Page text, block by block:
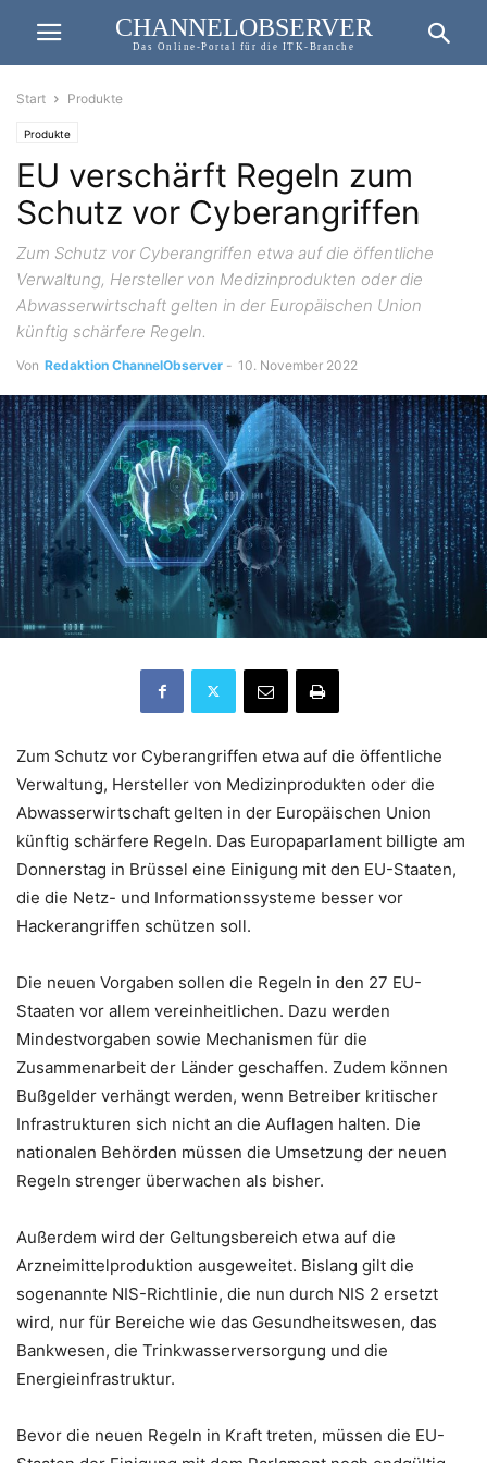
CHANNELOBSERVER
Das Online-Portal für die ITK-Branche
Start Produkte
Produkte
EU verschärft Regeln zum
Schutz vor Cyberangriffen
Zum Schutz vor Cyberangriffen etwa auf die öffentliche
Verwaltung, Hersteller von Medizinprodukten oder die
Abwasserwirtschaft gelten in der Europäischen Union
künftig schärfere Regeln.
Von Redaktion ChannelObserver - 10. November 2022
Zum Schutz vor Cyberangriffen etwa auf die öffentliche
Verwaltung, Hersteller von Medizinprodukten oder die
Abwasserwirtschaft gelten in der Europäischen Union
künftig schärfere Regeln. Das Europaparlament billigte am
Donnerstag in Brüssel eine Einigung mit den EU-Staaten,
die die Netz- und Informationssysteme besser vor
Hackerangriffen schützen soll.
Die neuen Vorgaben sollen die Regeln in den 27 EU-
Staaten vor allem vereinheitlichen. Dazu werden
Mindestvorgaben sowie Mechanismen für die
Zusammenarbeit der Länder geschaffen. Zudem können
Bußgelder verhängt werden, wenn Betreiber kritischer
Infrastrukturen sich nicht an die Auflagen halten. Die
nationalen Behörden müssen die Umsetzung der neuen
Regeln strenger überwachen als bisher.
Außerdem wird der Geltungsbereich etwa auf die
Arzneimittelproduktion ausgeweitet. Bislang gilt die
sogenannte NIS-Richtlinie, die nun durch NIS 2 ersetzt
wird, nur für Bereiche wie das Gesundheitswesen, das
Bankwesen, die Trinkwasserversorgung und die
Energieinfrastruktur.
Bevor die neuen Regeln in Kraft treten, müssen die EU-